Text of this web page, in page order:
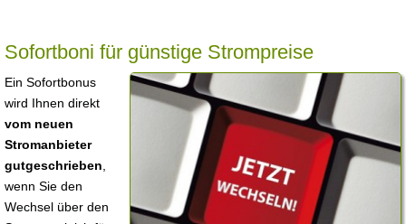
Sofortboni für günstige Strompreise
Ein Sofortbonus
wird Ihnen direkt
vom neuen
Stromanbieter
gutgeschrieben
wenn Sie den
Wechsel über den